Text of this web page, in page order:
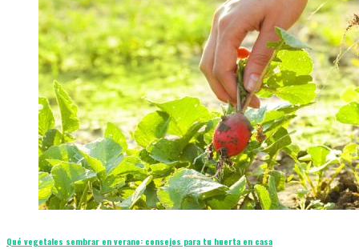
Qué vegetales sembrar en verano: consejos para tu huerta en casa